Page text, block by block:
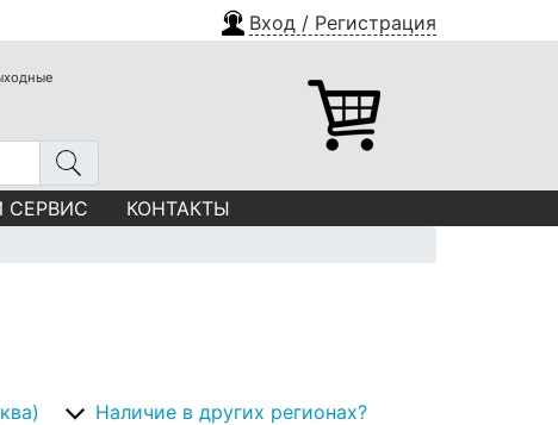
Вход / Регистрация
СЕРВИС КОНТАКТЫ
Наличие в других регионах?